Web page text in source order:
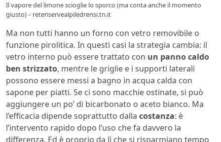
Il vapore del limone scioglie lo sporco (ma conta anche il momento
giusto) – reteriservealpiledrensi.tn.it
Ma non tutti hanno un forno con vetro removibile o
funzione pirolitica. In questi casi la strategia cambia: il
vetro interno può essere trattato con un panno caldo
ben strizzato, mentre le griglie e i supporti laterali
possono essere messi a bagno in acqua calda con
sapone per piatti. Se ci sono macchie ostinate, si può
aggiungere un po’ di bicarbonato o aceto bianco. Ma
l’efficacia dipende soprattutto dalla costanza: è
l’intervento rapido dopo l’uso che fa davvero la
differenza. Ed è proprio da lì che si risparmiano tempo